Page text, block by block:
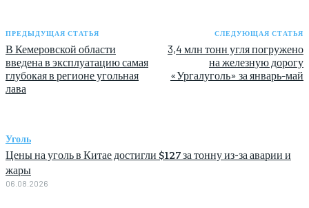
ПРЕДЫДУЩАЯ СТАТЬЯ
В Кемеровской области
введена в эксплуатацию самая
глубокая в регионе угольная
лава
СЛЕДУЮЩАЯ СТАТЬЯ
3,4 млн тонн угля погружено
на железную дорогу
«Ургалуголь» за январь-май
Уголь
Цены на уголь в Китае достигли $127 за тонну из-за аварии и
жары
06.08.2026